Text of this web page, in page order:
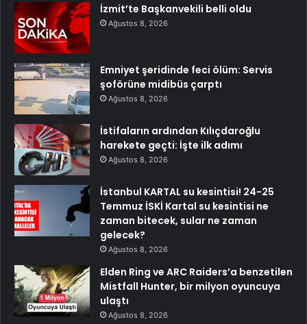
İzmit’te Başkanvekili belli oldu
Ağustos 8, 2026
Emniyet şeridinde feci ölüm: Servis
şoförüne midibüs çarptı
Ağustos 8, 2026
İstifaların ardından Kılıçdaroğlu
harekete geçti: İşte ilk adımı
Ağustos 8, 2026
İstanbul KARTAL su kesintisi! 24-25
Temmuz İSKİ Kartal su kesintisi ne
zaman bitecek, sular ne zaman
gelecek?
Ağustos 8, 2026
Elden Ring ve ARC Raiders’a benzetilen
Mistfall Hunter, bir milyon oyuncuya
ulaştı
Ağustos 8, 2026